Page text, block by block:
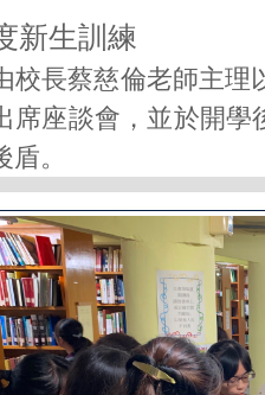
新生訓練
校長蔡慈倫老師主
席座談會，並於開
。